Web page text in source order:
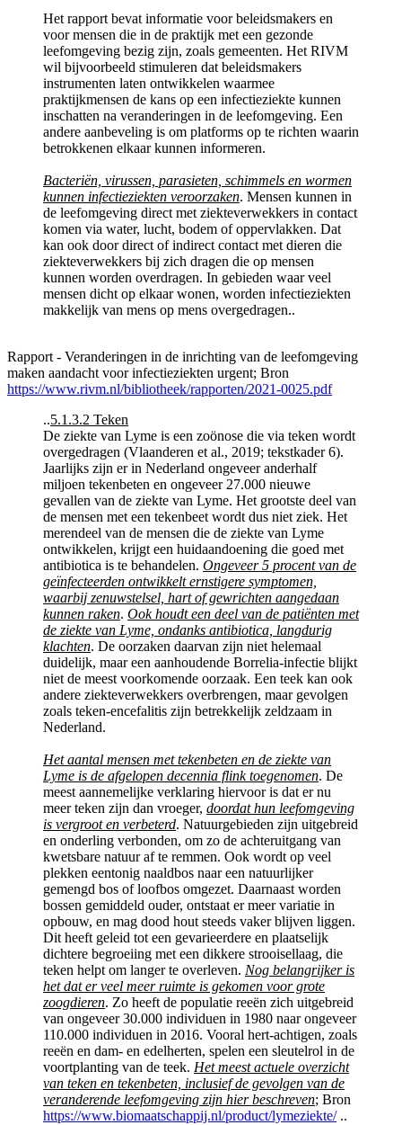
Het rapport bevat informatie voor beleidsmakers en
voor mensen die in de praktijk met een gezonde
leefomgeving bezig zijn, zoals gemeenten. Het RIVM
wil bijvoorbeeld stimuleren dat beleidsmakers
instrumenten laten ontwikkelen waarmee
praktijkmensen de kans op een infectieziekte kunnen
inschatten na veranderingen in de leefomgeving. Een
andere aanbeveling is om platforms op te richten waarin
betrokkenen elkaar kunnen informeren.
Bacteriën, virussen, parasieten, schimmels en wormen
kunnen infectieziekten veroorzaken. Mensen kunnen in
de leefomgeving direct met ziekteverwekkers in contact
komen via water, lucht, bodem of oppervlakken. Dat
kan ook door direct of indirect contact met dieren die
ziekteverwekkers bij zich dragen die op mensen
kunnen worden overdragen. In gebieden waar veel
mensen dicht op elkaar wonen, worden infectieziekten
makkelijk van mens op mens overgedragen..
Rapport - Veranderingen in de inrichting van de leefomgeving
maken aandacht voor infectieziekten urgent; Bron
https://www.rivm.nl/bibliotheek/rapporten/2021-0025.pdf
..5.1.3.2 Teken
De ziekte van Lyme is een zoönose die via teken wordt
overgedragen (Vlaanderen et al., 2019; tekstkader 6).
Jaarlijks zijn er in Nederland ongeveer anderhalf
miljoen tekenbeten en ongeveer 27.000 nieuwe
gevallen van de ziekte van Lyme. Het grootste deel van
de mensen met een tekenbeet wordt dus niet ziek. Het
merendeel van de mensen die de ziekte van Lyme
ontwikkelen, krijgt een huidaandoening die goed met
antibiotica is te behandelen. Ongeveer 5 procent van de
geïnfecteerden ontwikkelt ernstigere symptomen,
waarbij zenuwstelsel, hart of gewrichten aangedaan
kunnen raken. Ook houdt een deel van de patiënten met
de ziekte van Lyme, ondanks antibiotica, langdurig
klachten. De oorzaken daarvan zijn niet helemaal
duidelijk, maar een aanhoudende Borrelia-infectie blijkt
niet de meest voorkomende oorzaak. Een teek kan ook
andere ziekteverwekkers overbrengen, maar gevolgen
zoals teken-encefalitis zijn betrekkelijk zeldzaam in
Nederland.
Het aantal mensen met tekenbeten en de ziekte van
Lyme is de afgelopen decennia flink toegenomen. De
meest aannemelijke verklaring hiervoor is dat er nu
meer teken zijn dan vroeger, doordat hun leefomgeving
is vergroot en verbeterd. Natuurgebieden zijn uitgebreid
en onderling verbonden, om zo de achteruitgang van
kwetsbare natuur af te remmen. Ook wordt op veel
plekken eentonig naaldbos naar een natuurlijker
gemengd bos of loofbos omgezet. Daarnaast worden
bossen gemiddeld ouder, ontstaat er meer variatie in
opbouw, en mag dood hout steeds vaker blijven liggen.
Dit heeft geleid tot een gevarieerdere en plaatselijk
dichtere begroeiing met een dikkere strooisellaag, die
teken helpt om langer te overleven. Nog belangrijker is
het dat er veel meer ruimte is gekomen voor grote
zoogdieren. Zo heeft de populatie reeën zich uitgebreid
van ongeveer 30.000 individuen in 1980 naar ongeveer
110.000 individuen in 2016. Vooral hert-achtigen, zoals
reeën en dam- en edelherten, spelen een sleutelrol in de
voortplanting van de teek. Het meest actuele overzicht
van teken en tekenbeten, inclusief de gevolgen van de
veranderende leefomgeving zijn hier beschreven; Bron
https://www.biomaatschappij.nl/product/lymeziekte/..